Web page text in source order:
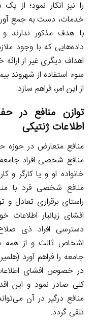
را نیز انکار نمود؛ از
خدمات، دست به جمع آوری
با هدف مذکور ندارند
داده‌هایی که با وجود
اهداف دیگری غیر از
سوء استفاده از شهروند
از این امر، فراهم سازد.
توازن منافع
اطلاعات ژنتیکی
منافع متعارض در حوزه
منافع شخصی افراد جامعه
خانواده او و یا کارگر
منافع شخصی فرد با
راستای برقراری تعادل
افشای زیانبار اطلاعات
دسترسی افراد ذی
اشخاص ثالث و از همه
در خصوص افشای
کلی صادر نمود و این
منافع درگیر در آن
تلقی گردد.